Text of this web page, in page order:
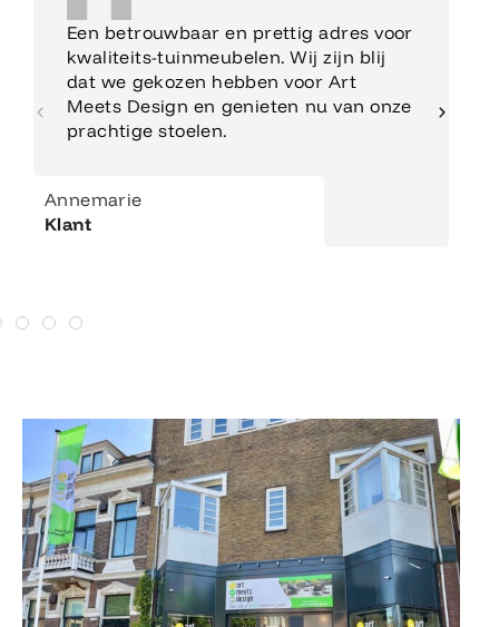
Een betrouwbaar en prettig adres voor
kwaliteits-tuinmeubelen. Wij zijn blij
dat we gekozen hebben voor Art
Meets Design en genieten nu van onze
prachtige stoelen.
Annemarie
Klant